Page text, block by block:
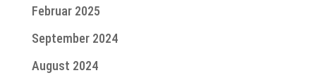
Februar 2025
September 2024
August 2024